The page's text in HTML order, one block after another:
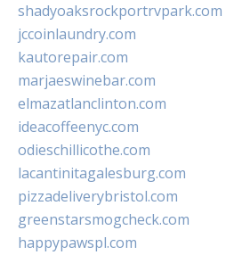
shadyoaksrockportrvpark.com
jccoinlaundry.com
kautorepair.com
marjaeswinebar.com
elmazatlanclinton.com
ideacoffeenyc.com
odieschillicothe.com
lacantinitagalesburg.com
pizzadeliverybristol.com
greenstarsmogcheck.com
happypawspl.com